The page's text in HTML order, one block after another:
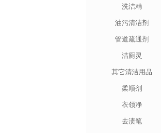
洗洁精
油污清洁剂
管道疏通剂
洁厕灵
其它清洁用品
柔顺剂
衣领净
去渍笔